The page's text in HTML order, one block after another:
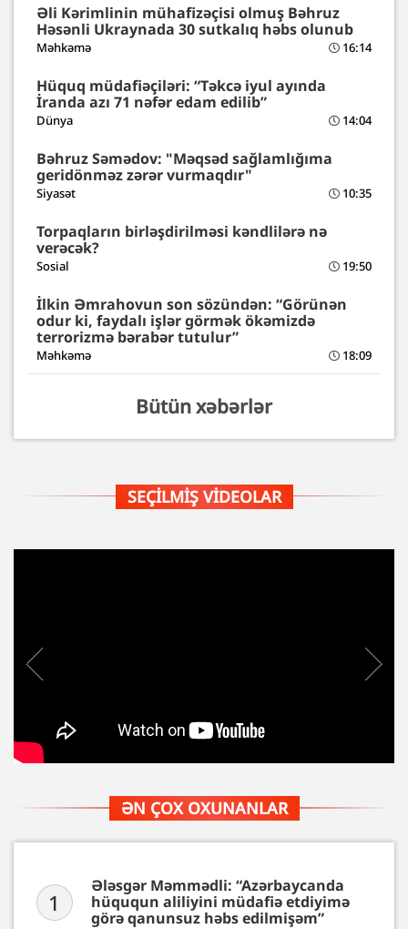
Əli Kərimlinin mühafizəçisi olmuş Bəhruz
Həsənli Ukraynada 30 sutkalıq həbs olunub
Məhkəmə 16:14
Hüquq müdafiəçiləri: “Təkcə iyul ayında
İranda azı 71 nəfər edam edilib”
Dünya 14:04
Bəhruz Səmədov: "Məqsəd sağlamlığıma
geridönməz zərər vurmaqdır"
Siyasət 10:35
Torpaqların birləşdirilməsi kəndlilərə nə
verəcək?
Sosial 19:50
İlkin Əmrahovun son sözündən: “Görünən
odur ki, faydalı işlər görmək ökəmizdə
terrorizmə bərabər tutulur”
Məhkəmə 18:09
Bütün xəbərlər
SEÇILMIŞ VIDEOLAR
ƏN ÇOX OXUNANLAR
1
Ələsgər Məmmədli: “Azərbaycanda
hüququn aliliyini müdafiə etdiyimə
görə qanunsuz həbs edilmişəm”